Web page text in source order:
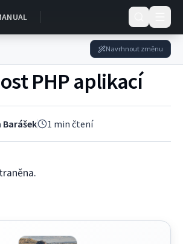
Navrhnout změnu
PHP aplikací
Barášek 1 min čtení